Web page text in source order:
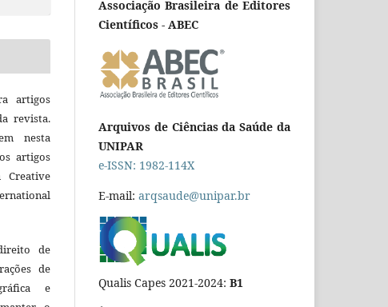
artigos
revista.
nesta
artigos
de
de
e
Associação Brasileira de Editores
Científicos - ABEC
Arquivos de Ciências da Saúde da
UNIPAR
e-ISSN: 1982-114X
E-mail: arqsaude@unipar.br
Qualis Capes 2021-2024: B1